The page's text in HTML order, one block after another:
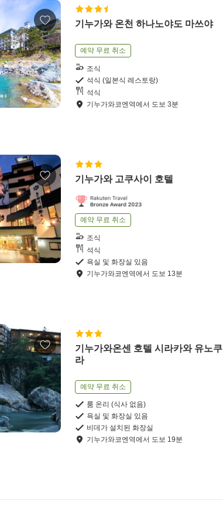
기누가와 온천 하나노야도 마쓰야
예약 무료 취소
조식
석식 (일본식 레스토랑)
석식
기누가와코엔역에서 도보 3분
기누가와 고쿠사이 호텔
예약 무료 취소
조식
석식
욕실 및 화장실 있음
기누가와코엔역에서 도보 13분
기누가와온센 호텔 시라카와 유노쿠
라
예약 무료 취소
룸 온리 (식사 없음)
욕실 및 화장실 있음
비데가 설치된 화장실
기누가와코엔역에서 도보 19분